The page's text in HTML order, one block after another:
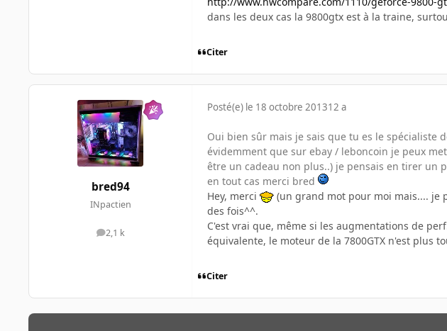
dans les deux cas la 9800gtx est à la traine,
Citer
bred94
INpactien
2,1 k
messages
Posté(e) le 18 octobre 201312 a
Oui bien sûr mais je sais que tu es le spécialiste
évidemment que sur ebay / leboncoin je peux
être un cadeau non plus..) je pensais en tirer un
en tout cas merci bred
Hey, merci
(un grand mot pour moi mais.... je
des fois^^.
C'est vrai que, même si les augmentations de
équivalente, le moteur de la 7800GTX n'est plus
Citer